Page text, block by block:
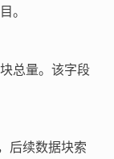
。
总量。该字段
后续数据块索